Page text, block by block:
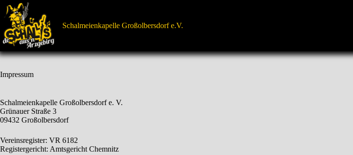
Zum
Inhalt
springen
Schalmeienkapelle Großolbersdorf e.V.
Impressum
Schalmeienkapelle Großolbersdorf e. V.
Grünauer Straße 3
09432 Großolbersdorf
Vereinsregister: VR 6182
Registergericht: Amtsgericht Chemnitz